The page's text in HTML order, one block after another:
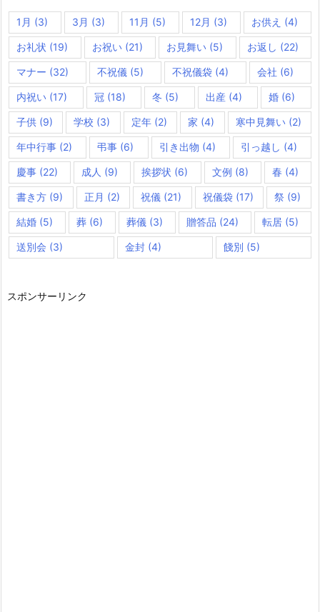
1月 (3) 3月 (3) 11月 (5) 12月 (3) お供え (4)
お礼状 (19) お祝い(21) お見舞い (5) お返し (22)
マナー (32) 不祝儀 (5) 不祝儀袋 (4) 会社 (6)
内祝い (17) 冠(18) 冬 (5) 出産(4) 婚 (6)
子供 (9) 学校 (3) 定年(2) 家 (4) 寒中見舞い(2)
年中行事 (2) 弔事 (6) 引き出物 (4) 引っ越し (4)
慶事 (22) 成人 (9) 挨拶状 (6) 文例 (8) 春 (4)
書き方 (9) 正月 (2) 祝儀 (21) 祝儀袋(17) 祭 (9)
結婚 (5) 葬 (6) 葬儀 (3) 贈答品 (24) 転居 (5)
送別会 (3) 金封 (4) 餞別 (5)
スポンサーリンク